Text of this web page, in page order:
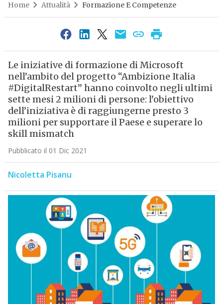
Home Attualità Formazione E Competenze
Le iniziative di formazione di Microsoft
nell’ambito del progetto “Ambizione Italia
#DigitalRestart” hanno coinvolto negli ultimi
sette mesi 2 milioni di persone: l’obiettivo
dell’iniziativa è di raggiungerne presto 3
milioni per supportare il Paese e superare lo
skill mismatch
Pubblicato il 01 Dic 2021
Nicoletta Pisanu